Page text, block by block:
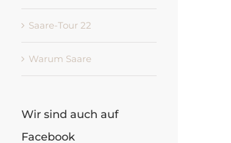
Saare-Tour 22
Warum Saare
Wir sind auch auf
Facebook